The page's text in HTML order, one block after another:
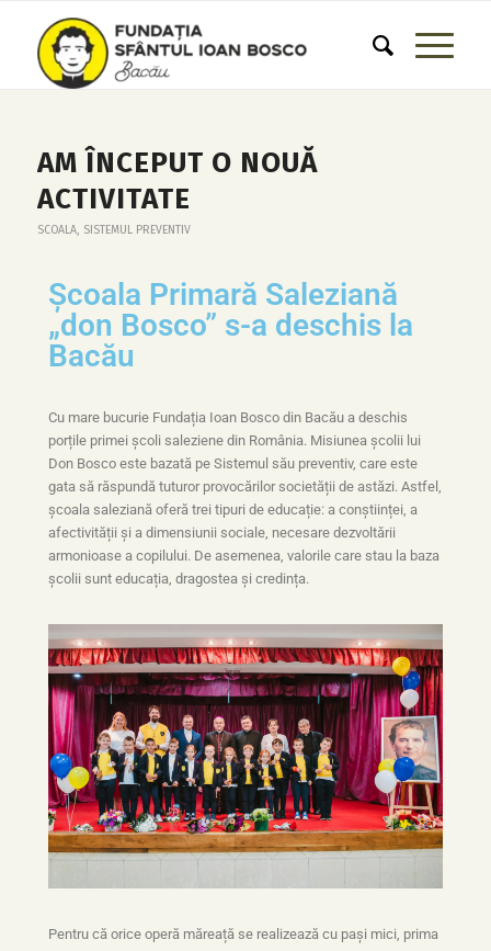
AM ÎNCEPUT O NOUĂ
ACTIVITATE
SCOALA, SISTEMUL PREVENTIV
Școala Primară Saleziană
„don Bosco” s-a deschis la
Bacău
Cu mare bucurie Fundația Ioan Bosco din Bacău a deschis
porțile primei școli saleziene din România. Misiunea școlii lui
Don Bosco este bazată pe Sistemul său preventiv, care este
gata să răspundă tuturor provocărilor societății de astăzi. Astfel,
școala saleziană oferă trei tipuri de educație: a conștiinței, a
afectivității și a dimensiunii sociale, necesare dezvoltării
armonioase a copilului. De asemenea, valorile care stau la baza
școlii sunt educația, dragostea și credința.
Pentru că orice operă măreață se realizează cu pași mici, prima